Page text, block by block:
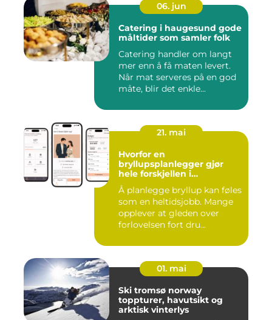
06. jun
Catering i haugesund gode
måltider som samler folk
Catering handler om langt
mer enn å få maten levert.
Når mat serveres på en god
måte, blir det enkle...
21. mai
Hvorfor en
bryllupsplanlegger gjør
hele forskjellen i
bryllupsplanleggingen
Å planlegge bryllup kan føles
som en heltidsjobb. Mange
opplever at gleden over
forlovelsen fort dru...
01. mai
Ski tromsø norway
toppturer, havutsikt og
arktisk vinterlys